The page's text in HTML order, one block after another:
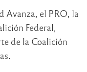
Avanza, el PRO, la
Federal,
de la Coalición